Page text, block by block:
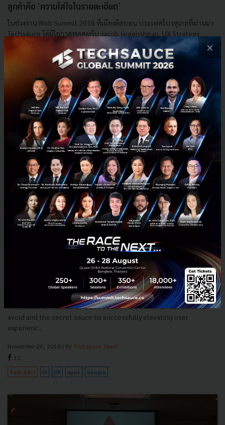
ลูกค้าคือ 'ความใส่ใจในรายละเอียด'
ในช่วงงาน Web Summit 2018 ที่เมืองลิสบอน ประเทศโปรตุเกสที่ผ่านมา
Techsauce ได้มีโอกาสพูดคุยกับ Jacob Greenshpan, UX Strategy
Consultant ของ Google เรื่องเคล็ดลับความสำเร็จในการยกระ...
พฤศจิกายน 28, 2018| By Techsauce Team
Tech & Biz UX UI Google User Experience
UX Guru Greenshpan Reveals Secret Sauce to
Elevating User Experience
Google UX Strategy consultant Jacob Greenshpan talks to
Techsauce at WebSummit 2018 about the common mistakes to
avoid and the secret sauce to successfully elevating user
experienc...
November 26, 2018 | By Techsauce Team
12
Tech & Biz UI UX apps Google
×